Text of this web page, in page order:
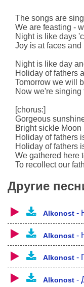
The songs are
We are feasting -
Night is like days
Joy is at faces
Night is like day
Holiday of fathers
Tomorrow we will
Now we're
[chorus:]
Gorgeous
Bright sickle
Holiday of fathers
Holiday of fathers
We gathered here
To recollect our
The time of battles
Let's chase away
Our ancestors are
[chorus:]
Gorgeous
Bright sickle Moon
Holiday of fathers
Другие
Alkonost -
Alkonost -
Alkonost -
Alkonost -